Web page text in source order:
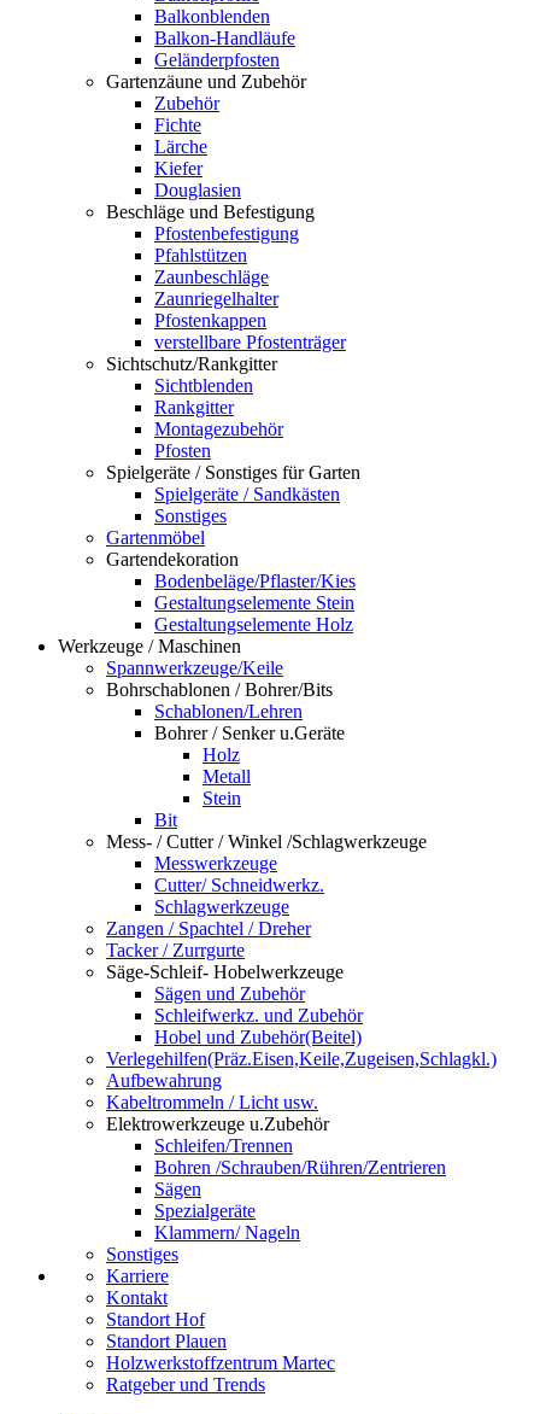
Balkonblenden
Balkon-Handläufe
Geländerpfosten
Gartenzäune und Zubehör
Zubehör
Fichte
Lärche
Kiefer
Douglasien
Beschläge und Befestigung
Pfostenbefestigung
Pfahlstützen
Zaunbeschläge
Zaunriegelhalter
Pfostenkappen
verstellbare Pfostenträger
Sichtschutz/Rankgitter
Sichtblenden
Rankgitter
Montagezubehör
Pfosten
Spielgeräte / Sonstiges für Garten
Spielgeräte / Sandkästen
Sonstiges
Gartenmöbel
Gartendekoration
Bodenbeläge/Pflaster/Kies
Gestaltungselemente Stein
Gestaltungselemente Holz
Werkzeuge / Maschinen
Spannwerkzeuge/Keile
Bohrschablonen / Bohrer/Bits
Schablonen/Lehren
Bohrer / Senker u.Geräte
Holz
Metall
Stein
Bit
Mess- / Cutter / Winkel /Schlagwerkzeuge
Messwerkzeuge
Cutter/ Schneidwerkz.
Schlagwerkzeuge
Zangen / Spachtel / Dreher
Tacker / Zurrgurte
Säge-Schleif- Hobelwerkzeuge
Sägen und Zubehör
Schleifwerkz. und Zubehör
Hobel und Zubehör(Beitel)
Verlegehilfen(Präz.Eisen,Keile,Zugeisen,Schlagkl.)
Aufbewahrung
Kabeltrommeln / Licht usw.
Elektrowerkzeuge u.Zubehör
Schleifen/Trennen
Bohren /Schrauben/Rühren/Zentrieren
Sägen
Spezialgeräte
Klammern/ Nageln
Sonstiges
Karriere
Kontakt
Standort Hof
Standort Plauen
Holzwerkstoffzentrum Martec
Ratgeber und Trends